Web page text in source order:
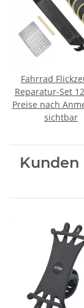
Fahrrad
Reparatur-Set
Preise nach
sichtbar